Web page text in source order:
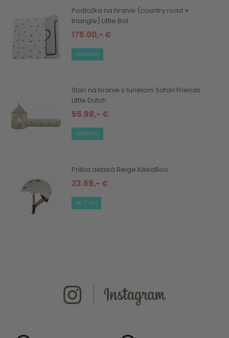
Podložka na hranie (country road +
triangle) Little Bot
175.00,- €
skladom
Stan na hranie s tunelom Safari Friends
Little Dutch
55.99,- €
skladom
Prilba detská Beige KikkaBoo
23.69,- €
do 7 dní